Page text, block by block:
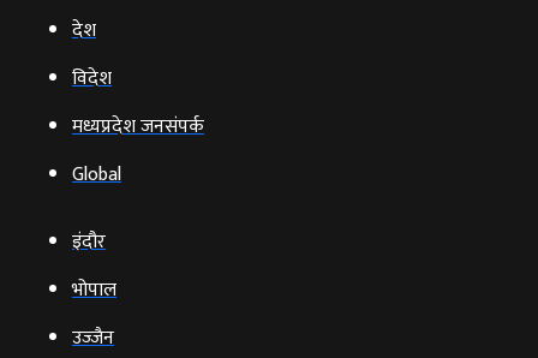
देश
विदेश
मध्यप्रदेश जनसंपर्क
Global
इंदौर
भोपाल
उज्‍जैन